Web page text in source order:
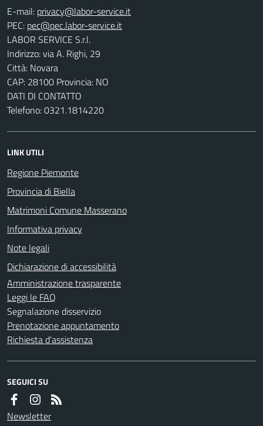
E-mail:
PEC:
LABOR SERVICE S.r.l.
Indirizzo: via A. Righi, 29
Città: Novara
CAP: 28100 Provincia: NO
DATI DI CONTATTO
Telefono: 0321.1814220
LINK UTILI
Regione Piemonte
Provincia di Biella
Matrimoni Comune Masserano
Informativa privacy
Note legali
Dichiarazione di accessibilità
Amministrazione trasparente
Leggi le FAQ
Segnalazione disservizio
Prenotazione appuntamento
Richiesta d'assistenza
SEGUICI SU
Newsletter